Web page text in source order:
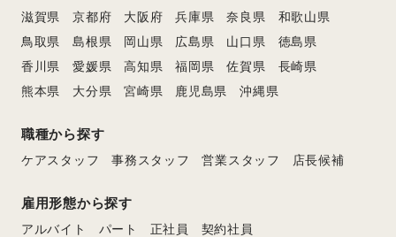
滋賀県
京都府 大阪府 兵庫県 奈良県
和歌山県
鳥取県
島根県 岡山県 広島県 山口県
徳島県
香川県
愛媛県 高知県 福岡県 佐賀県
長崎県
熊本県
大分県 宮崎県 鹿児島県 沖縄県
職種から探す
ケアスタッフ 事務スタッフ 営業スタッフ 店長候補
雇用形態から探す
アルバイト パート 正社員 契約社員